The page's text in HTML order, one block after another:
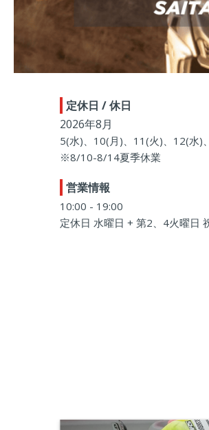
定休日 / 休日
2026年8月
5(水)、10(月)、11(火)、12(水)
※8/10-8/14夏季休業
営業情報
10:00 - 19:00
定休日 水曜日 + 第2、4火曜日